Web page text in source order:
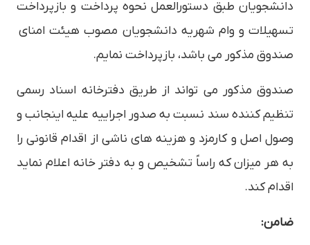
دانشجويان طبق دستورالعمل نحوه پرداخت و بازپرداخت
تسهيلات و وام شهريه دانشجويان مصوب هيئت امناي
صندوق مذكور مي باشد، بازپرداخت نمايم.
صندوق مذكور مي تواند از طريق دفترخانه اسناد رسمي
تنظيم كننده سند نسبت به صدور اجراييه عليه اينجانب و
وصول اصل و كارمزد و هزينه هاي ناشي از اقدام قانوني را
به هر ميزان كه راساً تشخيص و به دفتر خانه اعلام نمايد
اقدام كند.
ضامن: